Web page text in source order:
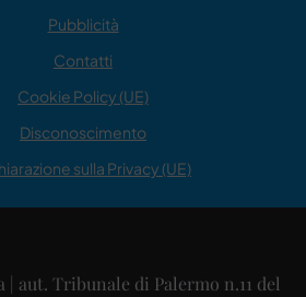
Pubblicità
Contatti
Cookie Policy (UE)
Disconoscimento
sulla Privacy (UE)
aut. Tribunale di Palermo n.11 del